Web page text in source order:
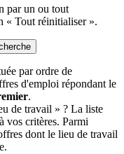
par un ou tout
« Tout réinitialiser ».
par ordre de
d'emploi répondant le
.
de travail » ? La liste
vos critères. Parmi
dont le lieu de travail